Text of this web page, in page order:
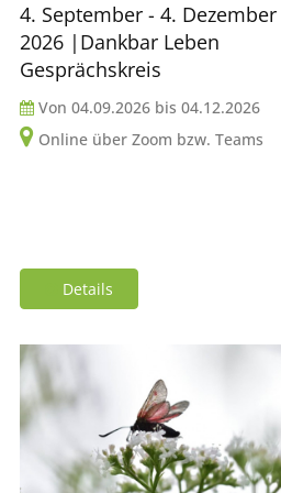
4. September - 4. Dezember
2026 |Dankbar Leben
Gesprächskreis
Von 04.09.2026 bis 04.12.2026
Online über Zoom bzw. Teams
Details